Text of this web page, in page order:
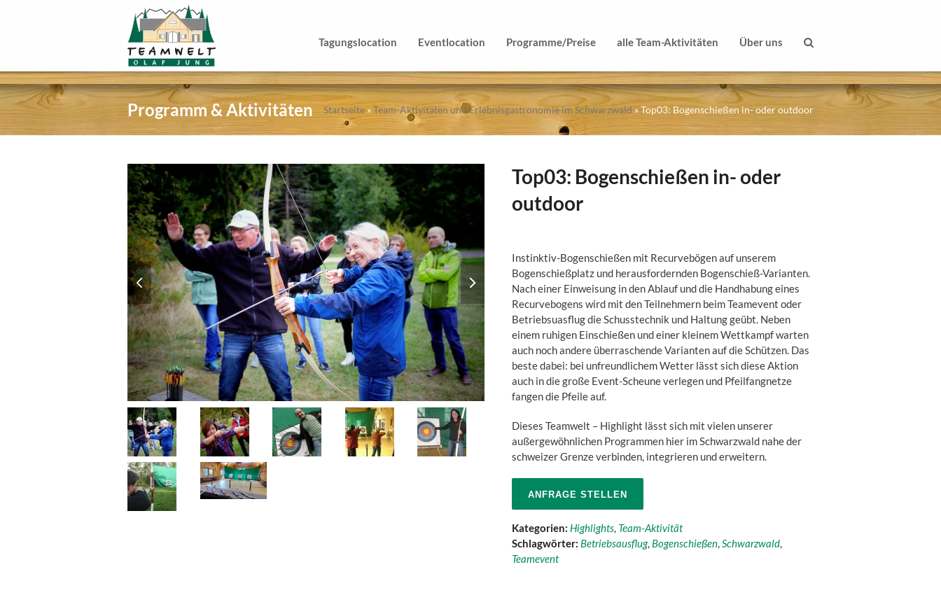
Tagungslocation Eventlocation Programme/Preise alle Team-Aktivitäten Über uns
Programm & Aktivitäten Startseite»Team-Aktivitäten und Erlebnisgastronomie im Schwarzwald»Top03: Bogenschießen in- oder outdoor
previous
slide
next
slide
Top03: Bogenschießen in- oder
outdoor
Instinktiv-Bogenschießen mit Recurvebögen auf unserem
Bogenschießplatz und herausfordernden Bogenschieß-Varianten.
Nach einer Einweisung in den Ablauf und die Handhabung eines
Recurvebogens wird mit den Teilnehmern beim Teamevent oder
Betriebsuasflug die Schusstechnik und Haltung geübt. Neben
einem ruhigen Einschießen und einer kleinem Wettkampf warten
auch noch andere überraschende Varianten auf die Schützen. Das
beste dabei: bei unfreundlichem Wetter lässt sich diese Aktion
auch in die große Event-Scheune verlegen und Pfeilfangnetze
fangen die Pfeile auf.
Dieses Teamwelt – Highlight lässt sich mit vielen unserer
außergewöhnlichen Programmen hier im Schwarzwald nahe der
schweizer Grenze verbinden, integrieren und erweitern.
ANFRAGE STELLEN
Kategorien: Highlights, Team-Aktivität
Schlagwörter: Betriebsausflug, Bogenschießen,Schwarzwald,
Teamevent